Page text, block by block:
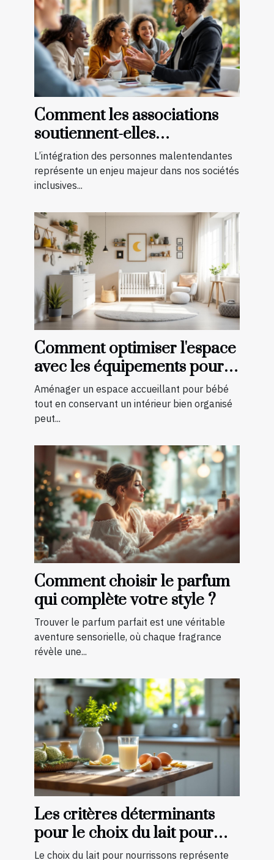
Comment les associations
soutiennent-elles
l'intégration des
malentendants ?
L’intégration des personnes malentendantes
représente un enjeu majeur dans nos sociétés
inclusives...
Comment optimiser l'espace
avec les équipements pour
bébé?
Aménager un espace accueillant pour bébé
tout en conservant un intérieur bien organisé
peut...
Comment choisir le parfum
qui complète votre style ?
Trouver le parfum parfait est une véritable
aventure sensorielle, où chaque fragrance
révèle une...
Les critères déterminants
pour le choix du lait pour
nourrissons
Le choix du lait pour nourrissons représente